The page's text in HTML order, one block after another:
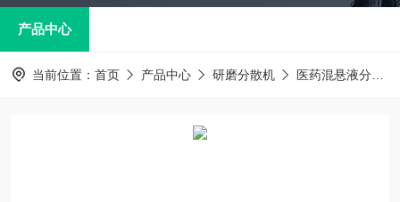
产品中心
当前位置： 首页 产品中心 研磨分散机 医药混悬液分散机